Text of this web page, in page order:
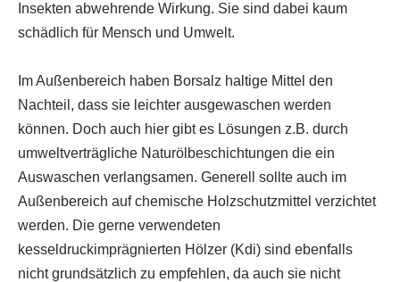
Insekten abwehrende Wirkung. Sie sind dabei kaum
schädlich für Mensch und Umwelt.
Im Außenbereich haben Borsalz haltige Mittel den
Nachteil, dass sie leichter ausgewaschen werden
können. Doch auch hier gibt es Lösungen z.B. durch
umweltverträgliche Naturölbeschichtungen die ein
Auswaschen verlangsamen. Generell sollte auch im
Außenbereich auf chemische Holzschutzmittel verzichtet
werden. Die gerne verwendeten
kesseldruckimprägnierten Hölzer (Kdi) sind ebenfalls
nicht grundsätzlich zu empfehlen, da auch sie nicht